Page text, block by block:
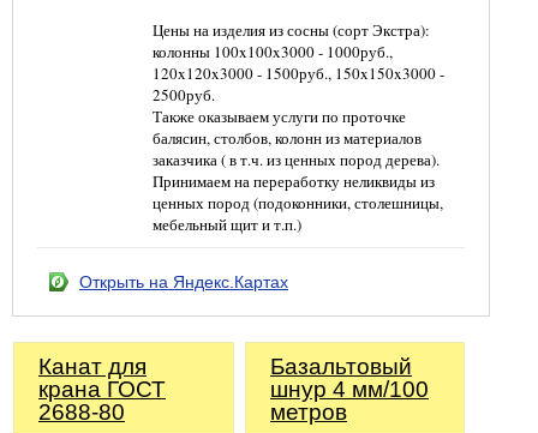
Цены на изделия из сосны (сорт Экстра):
колонны 100x100x3000 - 1000руб.,
120x120x3000 - 1500руб., 150x150x3000 -
2500руб.
Также оказываем услуги по проточке
балясин, столбов, колонн из материалов
заказчика ( в т.ч. из ценных пород дерева).
Принимаем на переработку неликвиды из
ценных пород (подоконники, столешницы,
мебельный щит и т.п.)
Открыть на Яндекс.Картах
Канат для
крана ГОСТ
2688-80
Базальтовый
шнур 4 мм/100
метров